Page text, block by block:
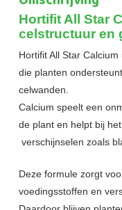
Hortifit All Star
celstructuur en
Hortifit All Star
die planten
celwanden.
Calcium speelt een
de plant en helpt bij
verschijnselen zoals
Deze formule zorgt
voedingsstoffen en